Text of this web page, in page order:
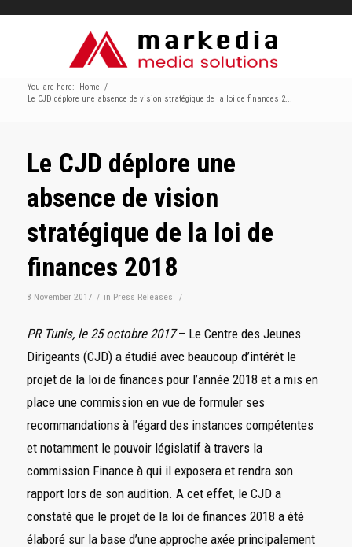
You are here: Home /
Le CJD déplore une absence de vision stratégique de la loi de finances 2...
Le CJD déplore une
absence de vision
stratégique de la loi de
finances 2018
8 November 2017 / in Press Releases /
PR Tunis, le 25 octobre 2017– Le Centre des Jeunes
Dirigeants (CJD) a étudié avec beaucoup d’intérêt le
projet de la loi de finances pour l’année 2018 et a mis en
place une commission en vue de formuler ses
recommandations à l’égard des instances compétentes
et notamment le pouvoir législatif à travers la
commission Finance à qui il exposera et rendra son
rapport lors de son audition. A cet effet, le CJD a
constaté que le projet de la loi de finances 2018 a été
élaboré sur la base d’une approche axée principalement